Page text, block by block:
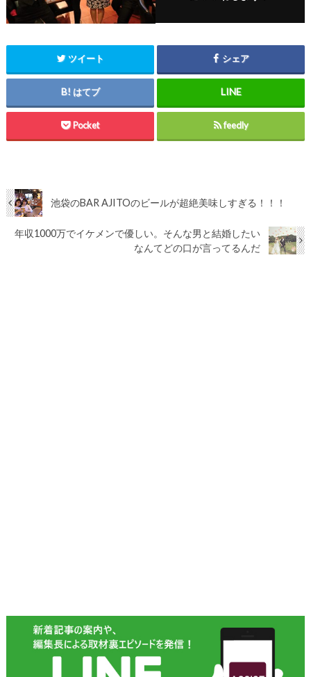
ツイート シェア
はてブ
Pocket feedly
池袋のBAR AJITOのビールが超絶美味しすぎる！！！
年収1000万でイケメンで優しい。そんな男と結婚したい
なんてどの口が言ってるんだ